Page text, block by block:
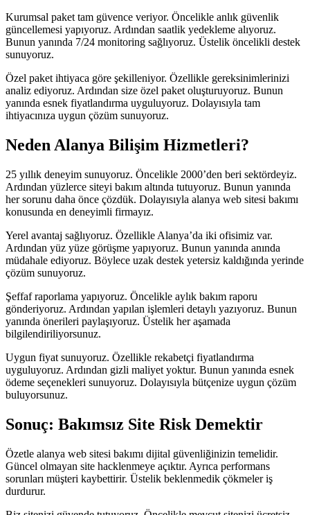
Kurumsal paket tam güvence veriyor. Öncelikle anlık güvenlik
güncellemesi yapıyoruz. Ardından saatlik yedekleme alıyoruz.
Bunun yanında 7/24 monitoring sağlıyoruz. Üstelik öncelikli destek
sunuyoruz.
Özel paket ihtiyaca göre şekilleniyor. Özellikle gereksinimlerinizi
analiz ediyoruz. Ardından size özel paket oluşturuyoruz. Bunun
yanında esnek fiyatlandırma uyguluyoruz. Dolayısıyla tam
ihtiyacınıza uygun çözüm sunuyoruz.
Neden Alanya Bilişim Hizmetleri?
25 yıllık deneyim sunuyoruz. Öncelikle 2000’den beri sektördeyiz.
Ardından yüzlerce siteyi bakım altında tutuyoruz. Bunun yanında
her sorunu daha önce çözdük. Dolayısıyla alanya web sitesi bakımı
konusunda en deneyimli firmayız.
Yerel avantaj sağlıyoruz. Özellikle Alanya’da iki ofisimiz var.
Ardından yüz yüze görüşme yapıyoruz. Bunun yanında anında
müdahale ediyoruz. Böylece uzak destek yetersiz kaldığında yerinde
çözüm sunuyoruz.
Şeffaf raporlama yapıyoruz. Öncelikle aylık bakım raporu
gönderiyoruz. Ardından yapılan işlemleri detaylı yazıyoruz. Bunun
yanında önerileri paylaşıyoruz. Üstelik her aşamada
bilgilendiriliyorsunuz.
Uygun fiyat sunuyoruz. Özellikle rekabetçi fiyatlandırma
uyguluyoruz. Ardından gizli maliyet yoktur. Bunun yanında esnek
ödeme seçenekleri sunuyoruz. Dolayısıyla bütçenize uygun çözüm
buluyorsunuz.
Sonuç: Bakımsız Site Risk Demektir
Özetle alanya web sitesi bakımı dijital güvenliğinizin temelidir.
Güncel olmayan site hacklenmeye açıktır. Ayrıca performans
sorunları müşteri kaybettirir. Üstelik beklenmedik çökmeler iş
durdurur.